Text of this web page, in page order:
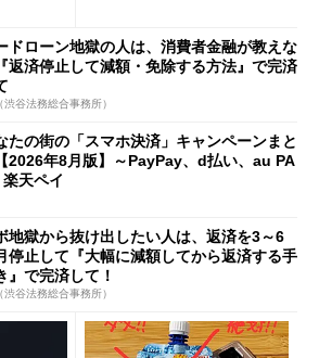
ドローン地獄の人は、消費者金融が教えな
返済停止して減額・免除する方法』で完済
渋谷法務総合事務所）
たの街の「スマホ決済」キャンペーンまと
2026年8月版】～PayPay、d払い、au PA
天ペイ
地獄から抜け出したい人は、返済を3～6
停止して『大幅に減額してから返済する手
』で完済して！
渋谷法務総合事務所）